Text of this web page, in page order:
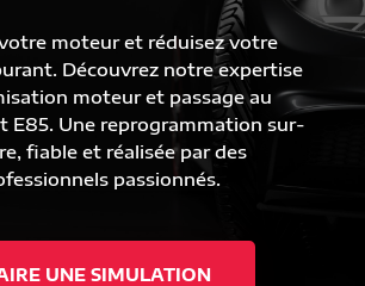
moteur et réduisez votre
Découvrez notre expertise
moteur et passage au
E85. Une reprogrammation sur-
fiable et réalisée par des
passionnés.
UNE SIMULATION